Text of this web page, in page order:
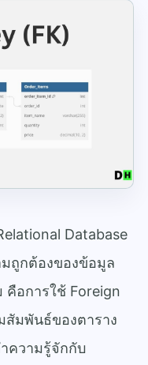
Database
ถูกต้องของข้อมูล
อการใช้ Foreign
สัมพันธ์ของตาราง
ความรู้จักกับ